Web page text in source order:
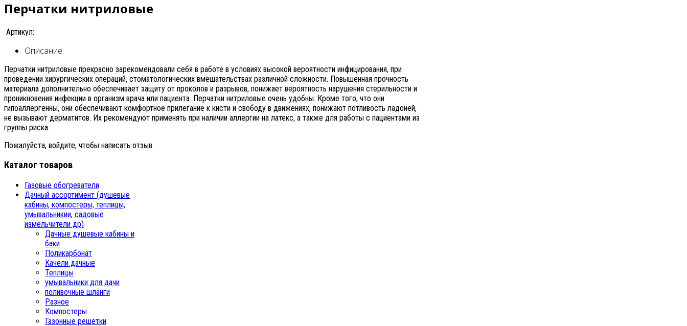
Перчатки нитриловые
Артикул:
Описание
Перчатки нитриловые прекрасно зарекомендовали себя в работе в условиях высокой вероятности инфицирования, при
проведении хирургических операций, стоматологических вмешательствах различной сложности. Повышенная прочность
материала дополнительно обеспечивает защиту от проколов и разрывов, понижает вероятность нарушения стерильности и
проникновения инфекции в организм врача или пациента. Перчатки нитриловые очень удобны. Кроме того, что они
гипоаллергенны, они обеспечивают комфортное прилегание к кисти и свободу в движениях, понижают потливость ладоней,
не вызывают дерматитов. Их рекомендуют применять при наличии аллергии на латекс, а также для работы с пациентами из
группы риска.
Пожалуйста, войдите, чтобы написать отзыв.
Каталог товаров
Газовые обогреватели
Дачный ассортимент (душевые
кабины, компостеры, теплицы,
умывальникии, садовые
измельчители др)
Дачные душевые кабины и
баки
Поликарбонат
Качели дачные
Теплицы
умывальники для дачи
поливочные шланги
Разное
Компостеры
Газонные решетки